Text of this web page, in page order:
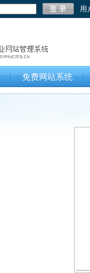
用
免费网站系统